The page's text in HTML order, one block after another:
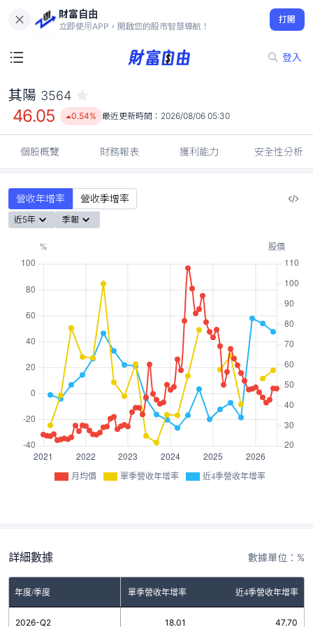
財富自由
立即使用APP，開啟您的股市智慧導航！
打開
登入
46.05
0.54%
其陽 3564
46.05 0.54% 最近更新時間： 2026/08/06 05:30
個股概覽 財務報表 獲利能力 安全性分析
營收年增率 營收季增率
近5年 季報
月均價 單季營收年增率 近4季營收年增率
詳細數據 數據單位：%
年度/季度 單季營收年增率 近4季營收年增率
2026-Q2 18.01 47.70